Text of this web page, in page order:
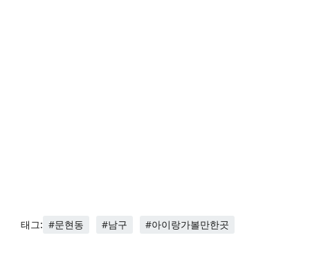
태그: #문현동 #남구 #아이랑가볼만한곳